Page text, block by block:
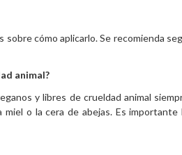
cómo aplicarlo. Se recomienda
animal?
y libres de crueldad animal
o la cera de abejas. Es